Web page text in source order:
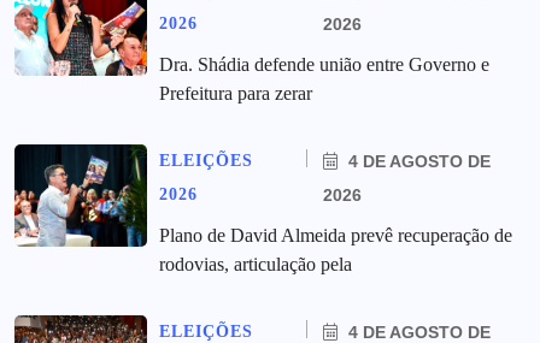
2026
2026
Dra. Shádia defende união entre Governo e
Prefeitura para zerar
ELEIÇÕES
2026
4 DE AGOSTO DE
2026
Plano de David Almeida prevê recuperação de
rodovias, articulação pela
ELEIÇÕES
4 DE AGOSTO DE